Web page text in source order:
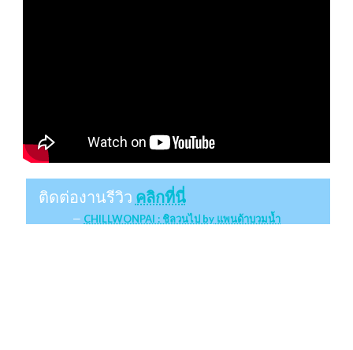
ติดต่องานรีวิว คลิกที่นี่
CHILLWONPAI : ชิลวนไป by แพนด้าบวมน้ำ